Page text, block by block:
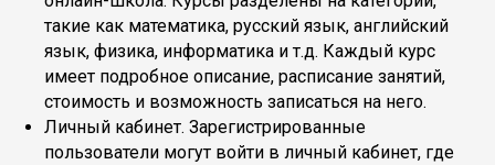
такие как математика, русский язык, английский
язык, физика, информатика и т.д. Каждый курс
имеет подробное описание, расписание занятий,
стоимость и возможность записаться на него.
Личный кабинет. Зарегистрированные
пользователи могут войти в личный кабинет, где